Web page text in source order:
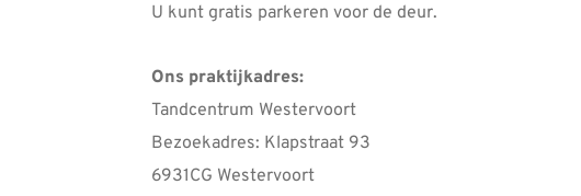
U kunt gratis parkeren voor de deur.
Ons praktijkadres:
Tandcentrum Westervoort
Bezoekadres: Klapstraat 93
6931CG Westervoort